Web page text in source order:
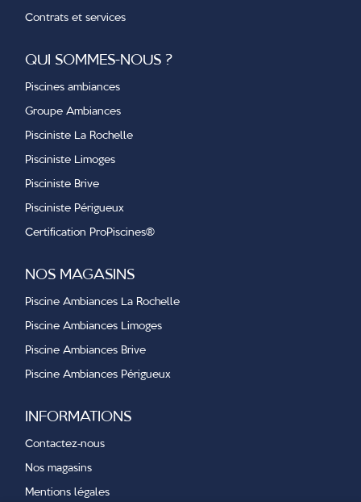
Contrats et services
QUI SOMMES-NOUS ?
Piscines ambiances
Groupe Ambiances
Pisciniste La Rochelle
Pisciniste Limoges
Pisciniste Brive
Pisciniste Périgueux
Certification ProPiscines®
NOS MAGASINS
Piscine Ambiances La Rochelle
Piscine Ambiances Limoges
Piscine Ambiances Brive
Piscine Ambiances Périgueux
INFORMATIONS
Contactez-nous
Nos magasins
Mentions légales